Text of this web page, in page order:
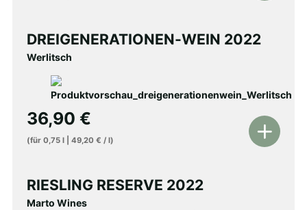
DREIGENERATIONEN-WEIN 2022
Werlitsch
36,90 €
(für 0,75 l| 49,20 € / l)
In
RIESLING RESERVE 2022
Marto Wines